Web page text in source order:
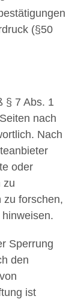
(§50
§ 7 Abs. 1
nach
Nach
oder
zu
zu forschen,
Sperrung
den
ist